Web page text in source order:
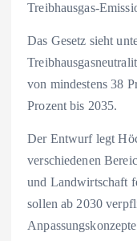
Treibhausgas-
Das Gesetz sieht
von mindestens 38
Prozent bis 2035.
Der Entwurf legt
verschiedenen
und Landwirtschaft
sollen ab 2030